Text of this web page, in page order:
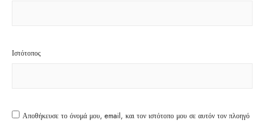
Ιστότοπος
Αποθήκευσε το όνομά μου, email, και τον ιστότοπο μου σε αυτόν τον πλοηγό